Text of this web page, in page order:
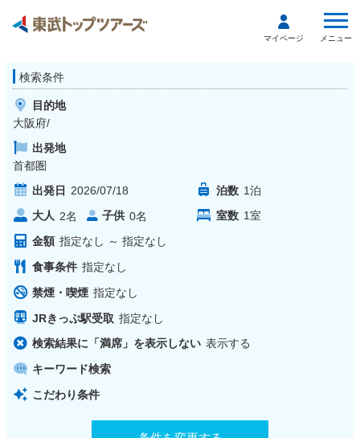
マイページ メニュー
検索条件
目的地
大阪府/
出発地
首都圏
出発日 2026/07/18 泊数 1泊
大人 2名 子供 0名 室数 1室
金額 指定なし ～ 指定なし
食事条件 指定なし
禁煙・喫煙 指定なし
JRきっぷ駅受取 指定なし
検索結果に「満席」を表示しない 表示する
キーワード検索
こだわり条件